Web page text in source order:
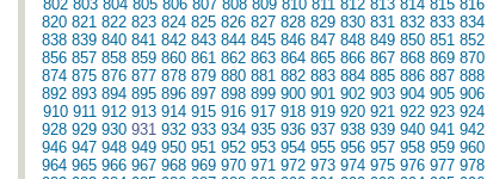
802 803 804 805 806 807 808 809 810 811 812 813 814 815 816
820 821 822 823 824 825 826 827 828 829 830 831 832 833 834
838 839 840 841 842 843 844 845 846 847 848 849 850 851 852
856 857 858 859 860 861 862 863 864 865 866 867 868 869 870
874 875 876 877 878 879 880 881 882 883 884 885 886 887 888
892 893 894 895 896 897 898 899 900 901 902 903 904 905 906
910 911 912 913 914 915 916 917 918 919 920 921 922 923 924
928 929 930 931 932 933 934 935 936 937 938 939 940 941 942
946 947 948 949 950 951 952 953 954 955 956 957 958 959 960
964 965 966 967 968 969 970 971 972 973 974 975 976 977 978